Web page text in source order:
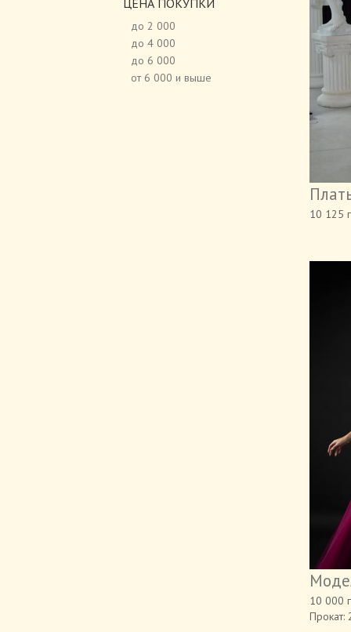
ЦЕНА ПОКУПКИ
до 2 000
до 4 000
до 6 000
от 6 000 и выше
10 125
10 000
Прокат: